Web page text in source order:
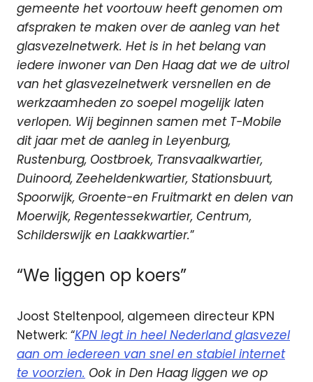
gemeente het voortouw heeft genomen om
afspraken te maken over de aanleg van het
glasvezelnetwerk. Het is in het belang van
iedere inwoner van Den Haag dat we de uitrol
van het glasvezelnetwerk versnellen en de
werkzaamheden zo soepel mogelijk laten
verlopen. Wij beginnen samen met T-Mobile
dit jaar met de aanleg in Leyenburg,
Rustenburg, Oostbroek, Transvaalkwartier,
Duinoord, Zeeheldenkwartier, Stationsbuurt,
Spoorwijk, Groente-en Fruitmarkt en delen van
Moerwijk, Regentessekwartier, Centrum,
Schilderswijk en Laakkwartier.”
“We liggen op koers”
Joost Steltenpool, algemeen directeur KPN
Netwerk: “KPN legt in heel Nederland glasvezel
aan om iedereen van snel en stabiel internet
te voorzien. Ook in Den Haag liggen we op